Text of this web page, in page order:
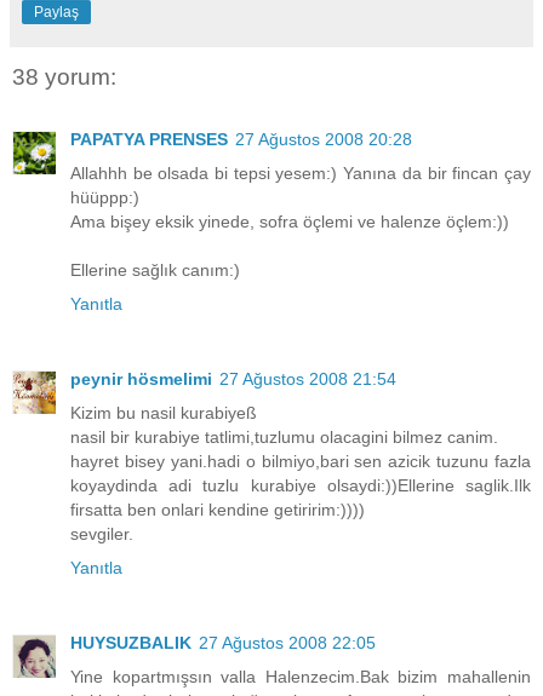
Paylaş
38 yorum:
PAPATYA PRENSES 27 Ağustos 2008 20:28
Allahhh be olsada bi tepsi yesem:) Yanına da bir fincan çay
hüüppp:)
Ama bişey eksik yinede, sofra öçlemi ve halenze öçlem:))
Ellerine sağlık canım:)
Yanıtla
peynir hösmelimi 27 Ağustos 2008 21:54
Kizim bu nasil kurabiyeß
nasil bir kurabiye tatlimi,tuzlumu olacagini bilmez canim.
hayret bisey yani.hadi o bilmiyo,bari sen azicik tuzunu fazla
koyaydinda adi tuzlu kurabiye olsaydi:))Ellerine saglik.Ilk
firsatta ben onlari kendine getiririm:))))
sevgiler.
Yanıtla
HUYSUZBALIK 27 Ağustos 2008 22:05
Yine kopartmışsın valla Halenzecim.Bak bizim mahallenin